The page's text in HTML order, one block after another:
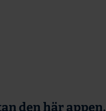
den här appen.